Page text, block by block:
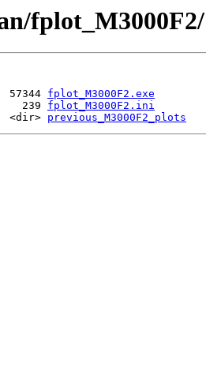
fplot_M3000F2/
57344
fplot_M3000F2.exe
239
fplot_M3000F2.ini
<dir>
previous_M3000F2_plots